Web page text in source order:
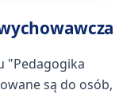
"Pedagogika
są do osób,